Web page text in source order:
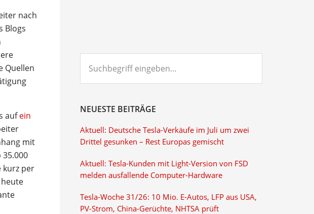
nach
Blogs
Quellen
aufein
mit
kurz per
eingeben...
NEUESTE BEITRÄGE
Aktuell: Deutsche Tesla-Verkäufe im Juli um zwei
Drittel gesunken – Rest Europas gemischt
Aktuell: Tesla-Kunden mit Light-Version von FSD
melden ausfallende Computer-Hardware
Tesla-Woche 31/26: 10 Mio. E-Autos, LFP aus USA,
PV-Strom, China-Gerüchte, NHTSA prüft